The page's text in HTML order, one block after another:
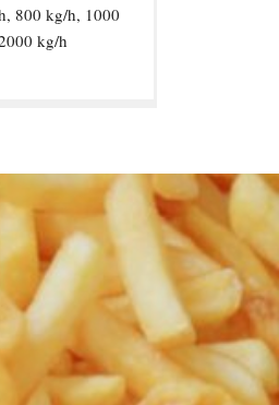
800 kg/h, 1000
kg/h